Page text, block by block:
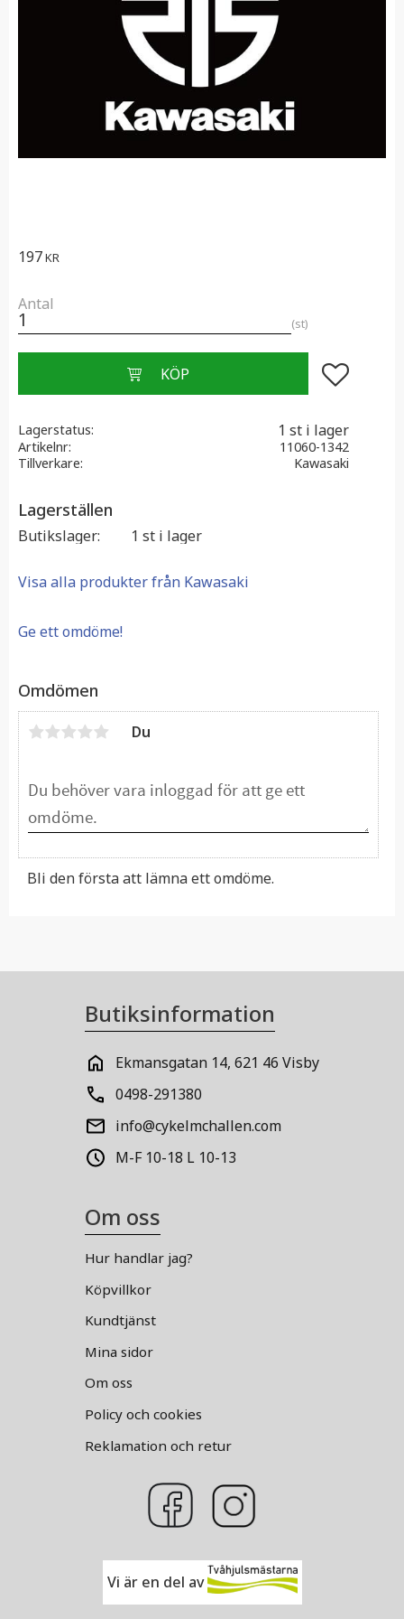
197KR
Antal
st
Lägg till i
Lagerstatus 1 st i lager
Artikelnr
11060-1342
Tillverkare
Kawasaki
Lagerställen
Butikslager 1 st i lager
Visa alla produkter från Kawasaki
Ge ett omdöme!
Omdömen
Du
Bli den första att lämna ett omdöme.
Butiksinformation
Ekmansgatan 14, 621 46 Visby
0498-291380
info@cykelmchallen.com
M-F 10-18 L 10-13
Om oss
Hur handlar jag?
Köpvillkor
Kundtjänst
Mina sidor
Om oss
Policy och cookies
Reklamation och retur
Vi är en del av